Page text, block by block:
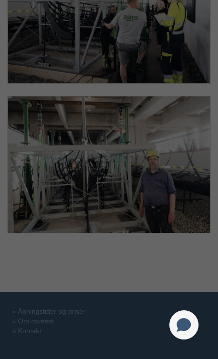
» Åbningstider og priser
» Om museet
» Kontakt